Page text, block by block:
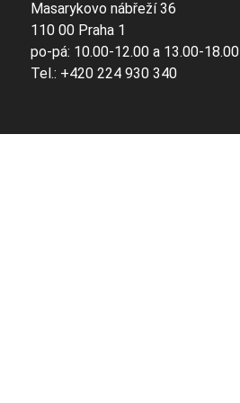
Masarykovo nábřeží 36
110 00 Praha 1
po-pá: 10.00-12.00 a 13.00-18.00
Tel.: +420 224 930 340